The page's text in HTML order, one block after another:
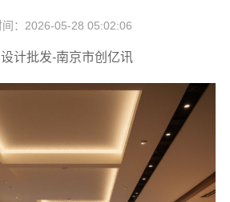
间：2026-05-28 05:02:06
计批发-南京市创亿讯